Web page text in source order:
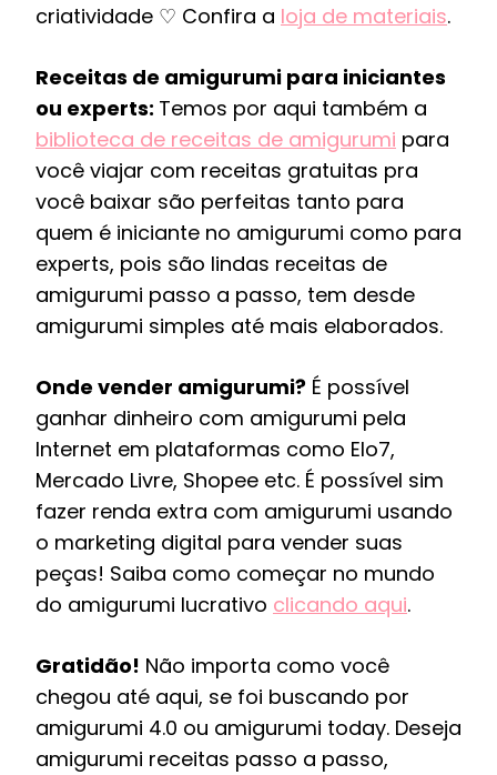
criatividade ♡ Confira a loja de materiais.
Receitas de amigurumi para iniciantes
ou experts: Temos por aqui também a
biblioteca de receitas de amigurumi para
você viajar com receitas gratuitas pra
você baixar são perfeitas tanto para
quem é iniciante no amigurumi como para
experts, pois são lindas receitas de
amigurumi passo a passo, tem desde
amigurumi simples até mais elaborados.
Onde vender amigurumi? É possível
ganhar dinheiro com amigurumi pela
Internet em plataformas como Elo7,
Mercado Livre, Shopee etc. É possível sim
fazer renda extra com amigurumi usando
o marketing digital para vender suas
peças! Saiba como começar no mundo
do amigurumi lucrativo clicando aqui.
Gratidão! Não importa como você
chegou até aqui, se foi buscando por
amigurumi 4.0 ou amigurumi today. Deseja
amigurumi receitas passo a passo,